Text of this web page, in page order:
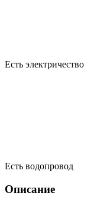
Есть электричество
Есть водопровод
Описание